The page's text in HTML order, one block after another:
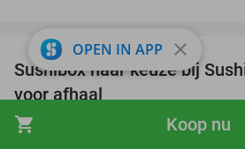
shopping_cart Koop nu
Sushibox naar keuze bij
voor afhaal
Sushi Boom Veghel
OPEN IN APP close